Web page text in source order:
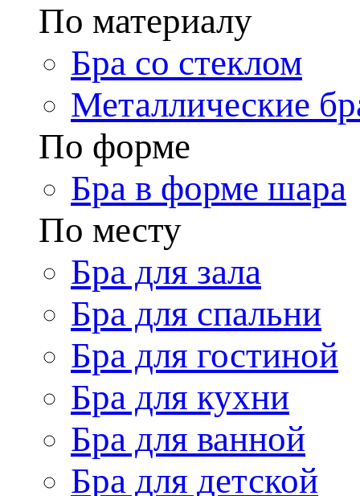
По материалу
Бра со стеклом
Металлические
По форме
Бра в форме шара
По месту
Бра для зала
Бра для спальни
Бра для гостиной
Бра для кухни
Бра для ванной
Бра для детской